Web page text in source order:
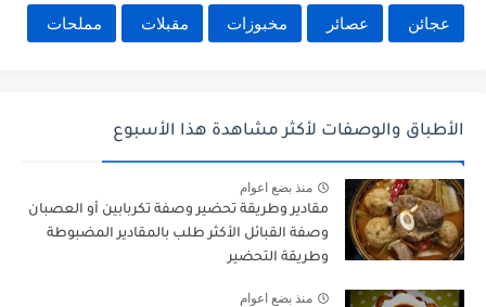
عجائن عصائر مخبوزات مقبلات مملحات
الأطباق والوصفات لأكثر مشاهدة هذا الأسبوع
منذ بضع اعوام
مقادير وطريقة تحضير وصفة تكربابين أو العصبان
وصفة القبائل الأكثر طلب بالمقادير المضبوطة
وطريقة التحضير
منذ بضع اعوام